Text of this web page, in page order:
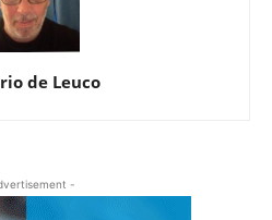
de Leuco
-